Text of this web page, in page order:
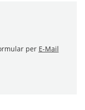
per E-Mail